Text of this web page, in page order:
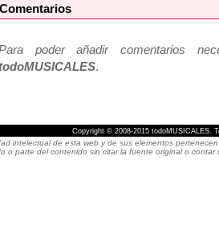
Comentarios
poder añadir comentarios
.
Copyright © 2008-2015 todoMUSICALES.
intelectual de esta web y de sus elementos
o parte del contenido sin citar la fuente original o